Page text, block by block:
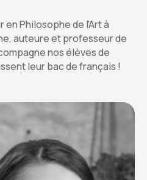
Philosophe de l'Art à
auteure et professeur de
nos élèves de
leur bac de français !